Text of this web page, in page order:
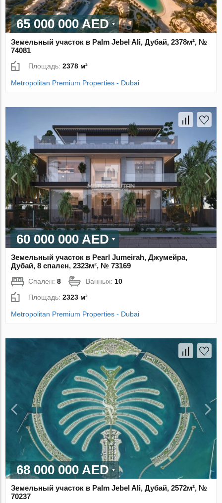
65 000 000 AED
Земельный участок в Palm Jebel Ali, Дубай, 2378м², №
74081
Площадь:2378 м²
Metropolitan Premium Properties - Dubai
60 000 000 AED
Земельный участок в Pearl Jumeirah, Джумейра,
Дубай, 8 спален, 2323м², № 73169
Спален:8 Ванных: 10
Площадь:2323 м²
Metropolitan Premium Properties - Dubai
68 000 000 AED
Земельный участок в Palm Jebel Ali, Дубай, 2572м², №
70237